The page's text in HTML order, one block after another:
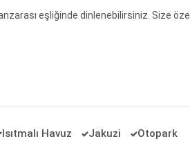
eşliğinde dinlenebilirsiniz. Size özel
Isıtmalı Havuz Jakuzi Otopark